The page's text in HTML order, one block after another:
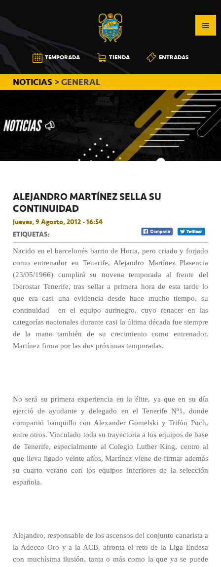
a
la
navegación
principal
al
contenido
principal
a
la
barra
lateral
principal
CB
CANARIAS
TEMPORADA TIENDA ENTRADAS
NOTICIAS > GENERAL
ALEJANDRO MARTÍNEZ SELLA SU
CONTINUIDAD
Jueves, 9 Agosto, 2012 - 16:54
ETIQUETAS:
Nacido en el barcelonés barrio de Horta, pero criado y forjado
como entrenador en Tenerife, Alejandro Martínez Plasencia
(23/05/1966) cumplirá su novena temporada al frente del
Iberostar Tenerife, tras sellar a primera hora de esta tarde lo
que era casi una evidencia desde hace mucho tiempo, su
continuidad
en el equipo aurinegro, cuyo renacer en las
categorías nacionales durante casi la última década fue siempre
de la mano también de su crecimiento como entrenador.
Martínez firma por las dos próximas temporadas.
No será su primera experiencia en la élite, ya que en su día
ejerció de ayudante y delegado en el Tenerife Nº1, donde
compartió banquillo con Alexander Gomelski y Trifón Poch,
entre otros. Vinculado toda su trayectoria a los equipos de base
de Tenerife, especialmente al Colegio Luther King, centro al
que lleva ligado veinte años, Martínez viene de firmar además
su cuarto verano con los equipos inferiores de la selección
española.
Alejandro, responsable de los ascensos del conjunto canarista a
la Adecco Oro y a la ACB, afronta el reto de la Liga Endesa
con muchísima ilusión, tanta o más como la que ya se puede